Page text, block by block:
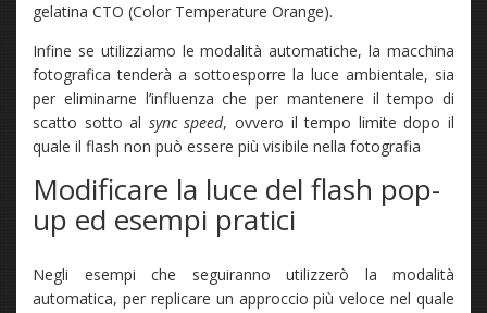
gelatina CTO (Color Temperature Orange).
Infine se utilizziamo le modalità automatiche, la macchina
fotografica tenderà a sottoesporre la luce ambientale, sia
per eliminarne l’influenza che per mantenere il tempo di
scatto sotto al sync speed, ovvero il tempo limite dopo il
quale il flash non può essere più visibile nella fotografia
Modificare la luce del flash pop-
up ed esempi pratici
Negli esempi che seguiranno utilizzerò la modalità
automatica, per replicare un approccio più veloce nel quale